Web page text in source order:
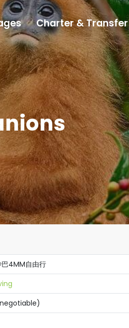
4MM自由行
Charter & Transfer